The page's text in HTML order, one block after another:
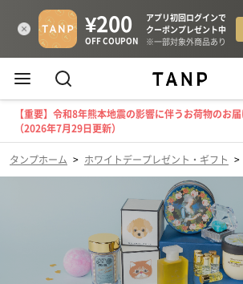
【重要】令和8年熊本地震の影響に伴うお荷物のお
（2026年7月29日更新）
タンプホーム > ホワイトデープレゼント・ギフト >